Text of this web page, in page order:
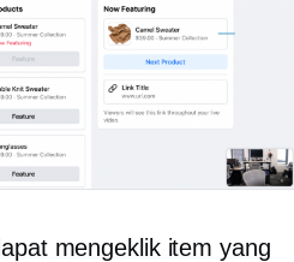
mengeklik item yang